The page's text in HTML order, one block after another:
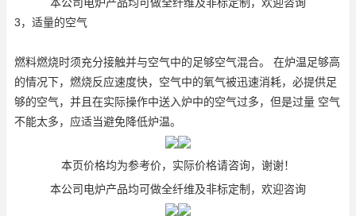
3，适量的空气
燃料燃烧时须充分接触并与空气中的足够空气混合。 在炉温足够高
的情况下，燃烧反应速度快，空气中的氧气被迅速消耗，必提供足
够的空气，并且在实际操作中送入炉中的空气过多，但是过量 空气
不能太多，应适当避免降低炉温。
本页价格均为参考价，实际价格请咨询，谢谢！
本公司电炉产品均可做全纤维及非标定制，欢迎咨询